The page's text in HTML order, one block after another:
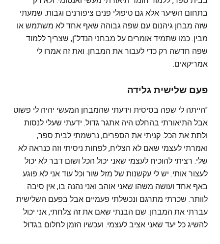
בתחום השיער אלא גם טיפולי פנים ציפורנים וגבות. שמעתי
שזה מבחן גיהנום עם שפה גבוהה שאף אחד לא משתמש או
מבין. כמו שתמיד אומרים על מבחני הנדל"ן, שצריך ללמוד
שפה חדשה רק כדי לעבור את המבחן. ואת זה אמרו לי
אמריקאים.
פעם שלישית גלידה
"הייתה לי שפה בסיסית וידעתי שהמבחן המעשי יהיה לי פשוט
אבל התיאורתי בהחלט היה אתגר גדול. ידעתי שעלי לנסות
ולתת את הכל. קניתי את הספרים, נרשמתי לבית ספר,
ואמרתי לעצמי שאם לא הצליח, לפחות ניסיתי וזה כנראה לא
שלי. רציתי להוכיח לעצמי שאני יכול הכל ושום דבר לא יכול
לעצור אותי. יש לי עקשנות של מזל שור וכל עוד אני לא פוגע
באף אחד ועושה משהו שאני אוהב ואני נהנה בו, אין סיבה
לוותר. שכרתי מתרגם ונכשלתי פעמיים אבל בפעם השלישית
עברתי את המבחן. שם הבנתי שאם את זה צלחתי, אני יכול
להשיג כל יעד שאני אציב לעצמי. ועכשיו הזמן לחלום בגדול.